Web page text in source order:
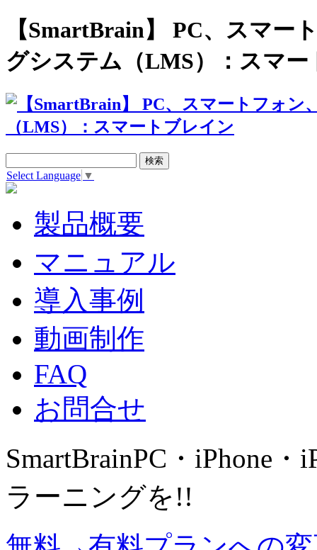
【SmartBrain】 PC、スマー
グシステム（LMS）：スマー
Select Language ▼
製品概要
マニュアル
導入事例
動画制作
FAQ
お問合せ
SmartBrainPC・iPhone・
ラーニングを!!